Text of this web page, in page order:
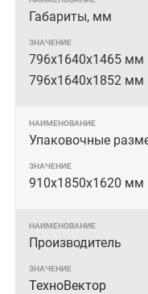
Габариты, мм
796х1640х1465 мм
796х1640х1852 мм
Упаковочные
910х1850х1620 мм
Производитель
ТехноВектор